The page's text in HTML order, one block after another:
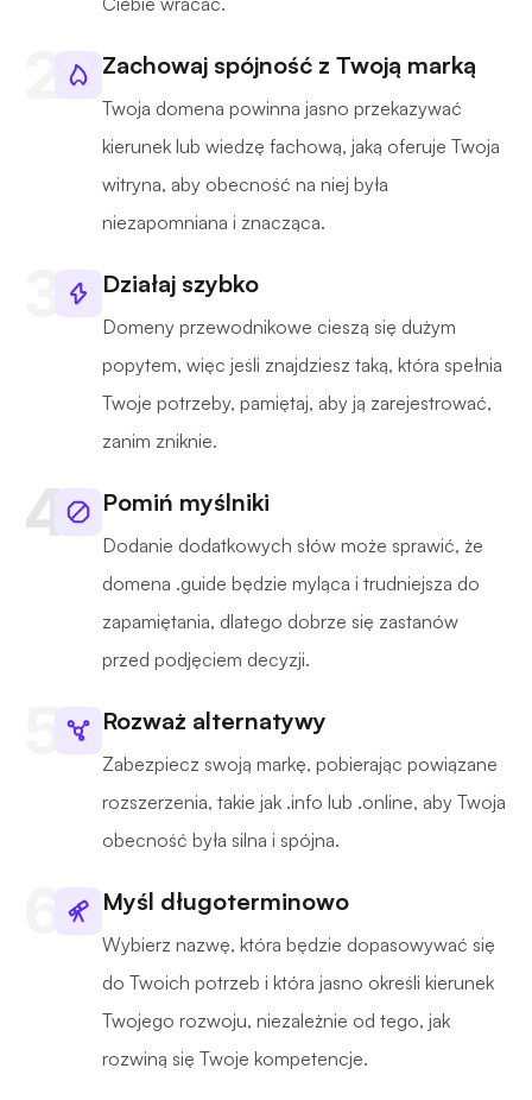
Zachowaj spójność z Twoją marką
Twoja domena powinna jasno przekazywać
kierunek lub wiedzę fachową, jaką oferuje Twoja
witryna, aby obecność na niej była
niezapomniana i znacząca.
Działaj szybko
Domeny przewodnikowe cieszą się dużym
popytem, więc jeśli znajdziesz taką, która spełnia
Twoje potrzeby, pamiętaj, aby ją zarejestrować,
zanim zniknie.
Pomiń myślniki
Dodanie dodatkowych słów może sprawić, że
domena .guide będzie myląca i trudniejsza do
zapamiętania, dlatego dobrze się zastanów
przed podjęciem decyzji.
Rozważ alternatywy
Zabezpiecz swoją markę, pobierając powiązane
rozszerzenia, takie jak .info lub .online, aby Twoja
obecność była silna i spójna.
Myśl długoterminowo
Wybierz nazwę, która będzie dopasowywać się
do Twoich potrzeb i która jasno określi kierunek
Twojego rozwoju, niezależnie od tego, jak
rozwiną się Twoje kompetencje.